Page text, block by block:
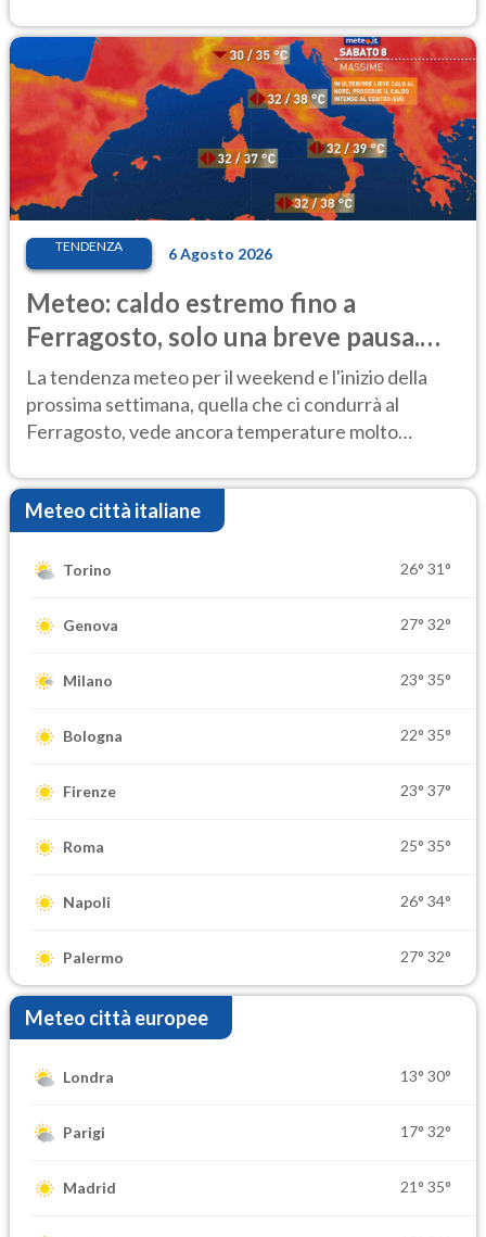
TENDENZA 6 Agosto 2026
Meteo: caldo estremo fino a
Ferragosto, solo una breve pausa.
Ecco dove
La tendenza meteo per il weekend e l'inizio della
prossima settimana, quella che ci condurrà al
Ferragosto, vede ancora temperature molto
Meteo città italiane
Torino 26° 31°
Genova 27° 32°
Milano 23° 35°
Bologna 22° 35°
Firenze 23° 37°
Roma 25° 35°
Napoli 26° 34°
Palermo 27° 32°
Meteo città europee
Londra 13° 30°
Parigi 17° 32°
Madrid 21° 35°